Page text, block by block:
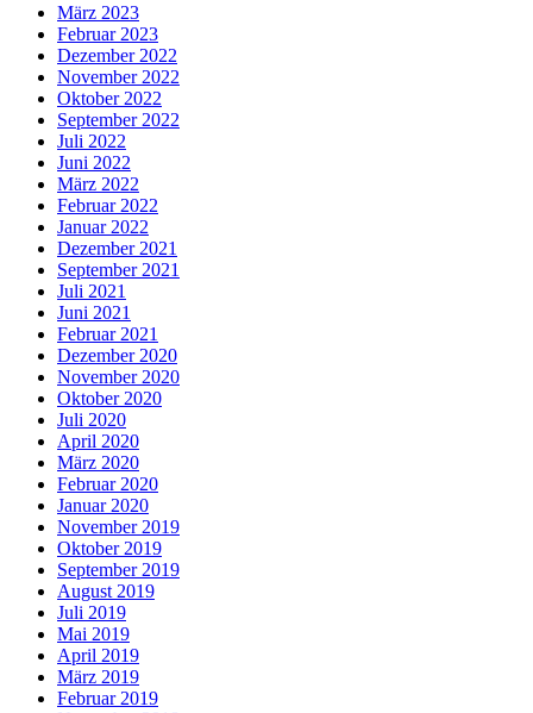
März 2023
Februar 2023
Dezember 2022
November 2022
Oktober 2022
September 2022
Juli 2022
Juni 2022
März 2022
Februar 2022
Januar 2022
Dezember 2021
September 2021
Juli 2021
Juni 2021
Februar 2021
Dezember 2020
November 2020
Oktober 2020
Juli 2020
April 2020
März 2020
Februar 2020
Januar 2020
November 2019
Oktober 2019
September 2019
August 2019
Juli 2019
Mai 2019
April 2019
März 2019
Februar 2019